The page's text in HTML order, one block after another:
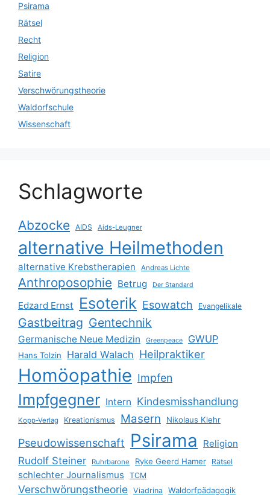
Psirama
Rätsel
Recht
Religion
Satire
Verschwörungstheorie
Waldorfschule
Wissenschaft
Schlagworte
Abzocke AIDS Aids-Leugner
alternative Heilmethoden
alternative Krebstherapien Andreas Lichte
Anthroposophie Betrug Der Standard
Edzard Ernst Esoterik Esowatch Evangelikale
Gastbeitrag Gentechnik
Germanische Neue Medizin Greenpeace GWUP
Hans Tolzin Harald Walach Heilpraktiker
Homöopathie Impfen
Impfgegner Intern Kindesmisshandlung
Kopp-Verlag Kreationismus Masern Nikolaus Klehr
Pseudowissenschaft Psirama Religion
Rudolf Steiner Ruhrbarone Ryke Geerd Hamer Rätsel
schlechter Journalismus TCM
Verschwörungstheorie Viadrina Waldorfpädagogik